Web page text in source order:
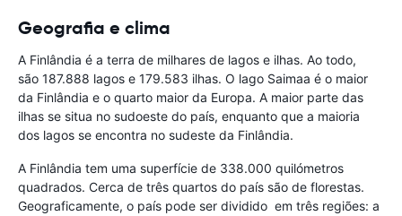
Geografia e clima
A Finlândia é a terra de milhares de lagos e ilhas. Ao todo,
são 187.888 lagos e 179.583 ilhas. O lago Saimaa é o maior
da Finlândia e o quarto maior da Europa. A maior parte das
ilhas se situa no sudoeste do país, enquanto que a maioria
dos lagos se encontra no sudeste da Finlândia.
A Finlândia tem uma superfície de 338.000 quilómetros
quadrados. Cerca de três quartos do país são de florestas.
Geograficamente, o país pode ser dividido em três regiões: a